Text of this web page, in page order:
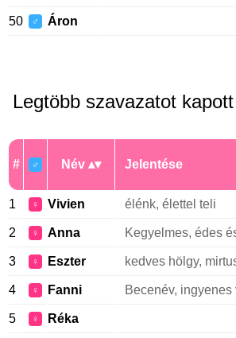
50 ♂ Áron
Legtöbb szavazatot
# ♂ Név Jelentése
1 ♀ Vivien élénk, élettel teli
2 ♀ Anna Kegyelmes, édes
3 ♀ Eszter kedves hölgy,
4 ♀ Fanni Becenév,
5 ♀ Réka